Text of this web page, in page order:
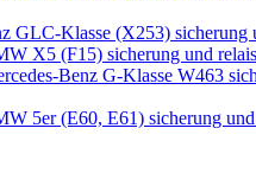
GLC-Klasse (X253) sicherung
X5 (F15) sicherung und relais
Benz G-Klasse W463
5er (E60, E61) sicherung